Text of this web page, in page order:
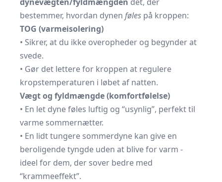
bestemmer, hvordan dynen føles på kroppen:
TOG (varmeisolering)
• Sikrer, at du ikke overopheder og begynder at
svede.
• Gør det lettere for kroppen at regulere
kropstemperaturen i løbet af natten.
Vægt og fyldmængde (komfortfølelse)
• En let dyne føles luftig og “usynlig”, perfekt til
varme sommernætter.
• En lidt tungere sommerdyne kan give en
beroligende tyngde uden at blive for varm -
ideel for dem, der sover bedre med
“krammeeffekt”.